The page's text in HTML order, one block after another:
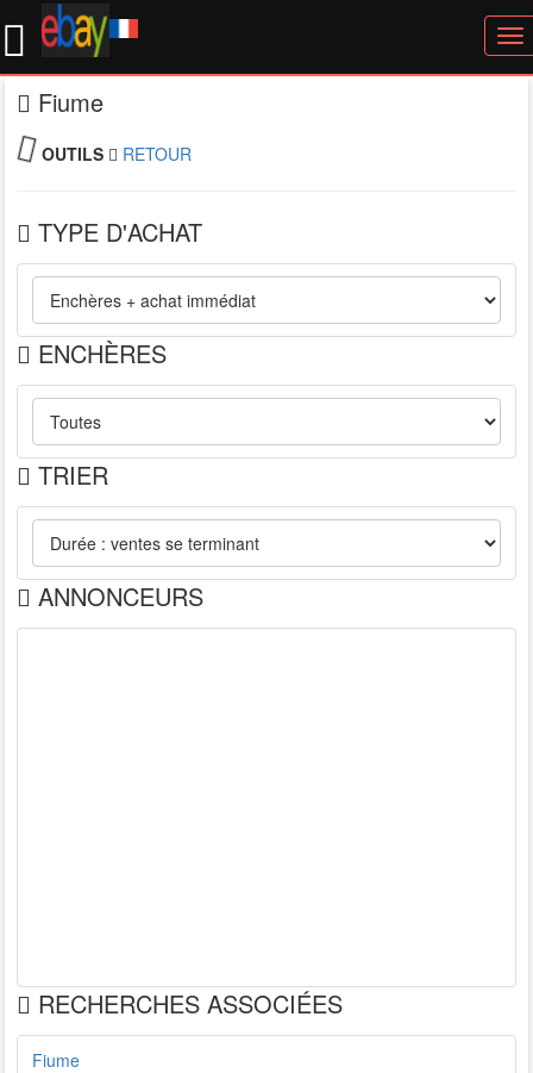
Fiume
OUTILS RETOUR
TYPE D'ACHAT
ENCHÈRES
TRIER
ANNONCEURS
RECHERCHES ASSOCIÉES
Fiume